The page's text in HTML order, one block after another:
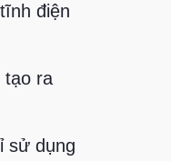
điện
tạo ra
sử dụng